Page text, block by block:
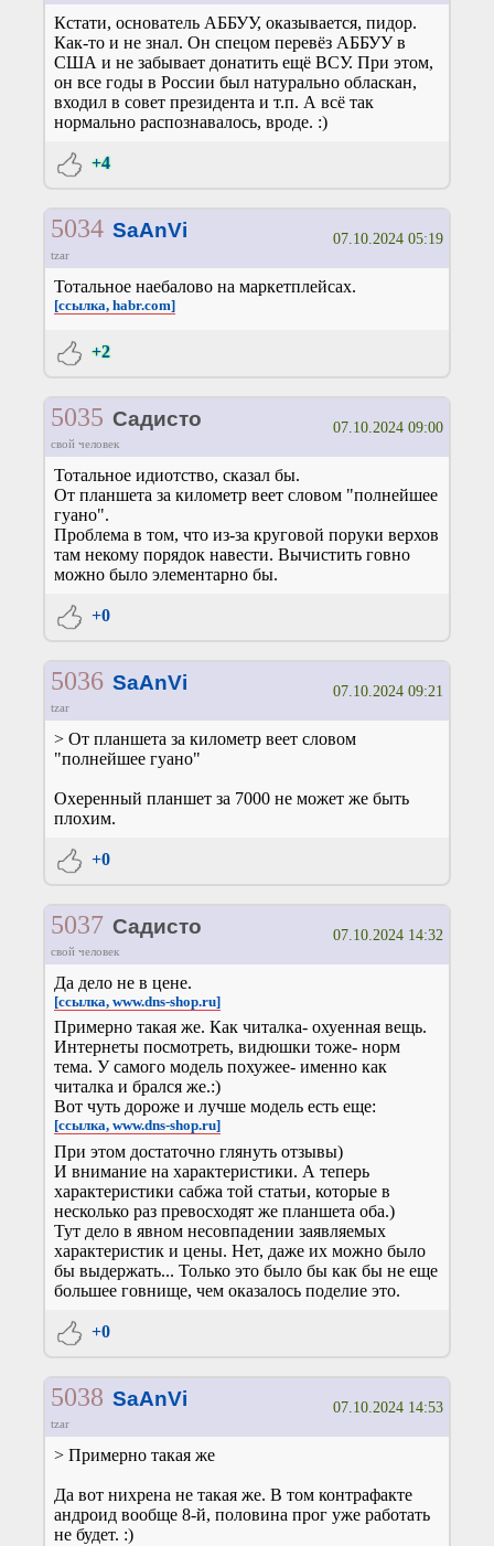
Кстати, основатель АББУУ, оказывается, пидор.
Как-то и не знал. Он спецом перевёз АББУУ в
США и не забывает донатить ещё ВСУ. При этом,
он все годы в России был натурально обласкан,
входил в совет президента и т.п. А всё так
нормально распознавалось, вроде. :)
+4
5034 SaAnVi
tzar
07.10.2024 05:19
Тотальное наебалово на маркетплейсах.
[ссылка, habr.com]
+2
5035 Садисто
свой человек
07.10.2024 09:00
Тотальное идиотство, сказал бы.
От планшета за километр веет словом "полнейшее
гуано".
Проблема в том, что из-за круговой поруки верхов
там некому порядок навести. Вычистить говно
можно было элементарно бы.
+0
5036 SaAnVi
tzar
07.10.2024 09:21
> От планшета за километр веет словом
"полнейшее гуано"
Охеренный планшет за 7000 не может же быть
плохим.
+0
5037 Садисто
свой человек
07.10.2024 14:32
Да дело не в цене.
[ссылка, www.dns-shop.ru]
Примерно такая же. Как читалка- охуенная вещь.
Интернеты посмотреть, видюшки тоже- норм
тема. У самого модель похужее- именно как
читалка и брался же.:)
Вот чуть дороже и лучше модель есть еще:
[ссылка, www.dns-shop.ru]
При этом достаточно глянуть отзывы)
И внимание на характеристики. А теперь
характеристики сабжа той статьи, которые в
несколько раз превосходят же планшета оба.)
Тут дело в явном несовпадении заявляемых
характеристик и цены. Нет, даже их можно было
бы выдержать... Только это было бы как бы не еще
большее говнище, чем оказалось поделие это.
+0
5038 SaAnVi
tzar
07.10.2024 14:53
> Примерно такая же
Да вот нихрена не такая же. В том контрафакте
андроид вообще 8-й, половина прог уже работать
не будет. :)